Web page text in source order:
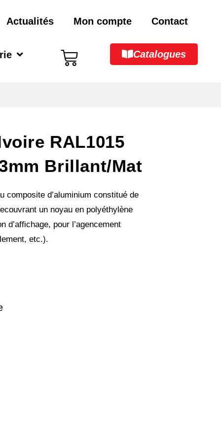
Actualités Mon compte Contact
Catalogues
RAL1015
Brillant/Mat
composite d’aluminium constitué de
un noyau en polyéthylène
d’affichage, pour l’agencement
etc.).